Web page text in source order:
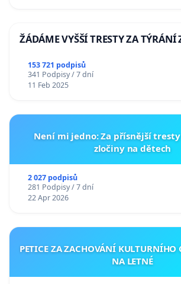
ŽÁDÁME VYŠŠÍ TRESTY ZA TÝRÁNÍ
153 721 podpisů
341 Podpisy / 7 dní
11 Feb 2025
Není mi jedno: Za přísnější
zločiny na dětech
2 027 podpisů
281 Podpisy / 7 dní
22 Apr 2026
PETICE ZA ZACHOVÁNÍ KULTURNÍHO
NA LETNÉ